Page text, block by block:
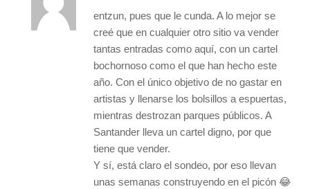
entzun, pues que le cunda. A lo mejor se
creé que en cualquier otro sitio va vender
tantas entradas como aquí, con un cartel
bochornoso como el que han hecho este
año. Con el único objetivo de no gastar en
artistas y llenarse los bolsillos a espuertas,
mientras destrozan parques públicos. A
Santander lleva un cartel digno, por que
tiene que vender.
Y sí, está claro el sondeo, por eso llevan
unas semanas construyendo en el picón 😂